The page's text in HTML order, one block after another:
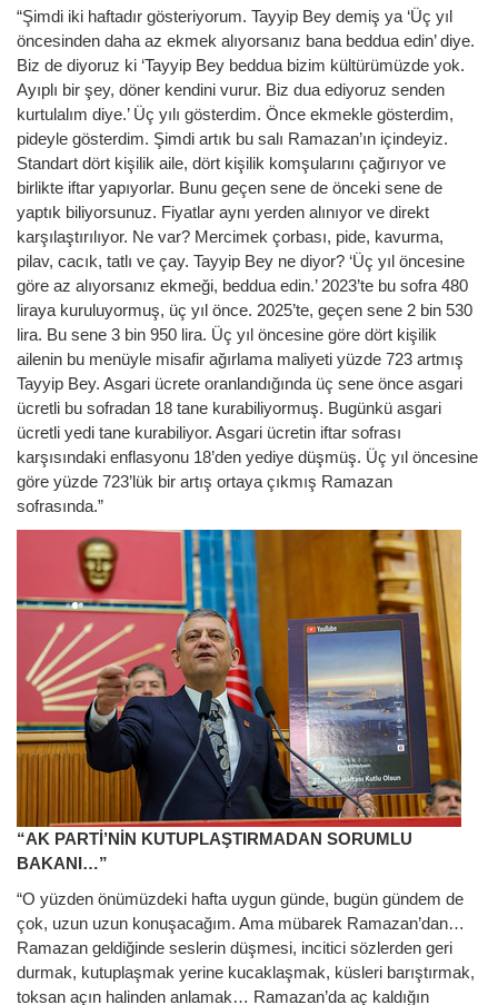
“Şimdi iki haftadır gösteriyorum. Tayyip Bey demiş ya ‘Üç yıl
öncesinden daha az ekmek alıyorsanız bana beddua edin’ diye.
Biz de diyoruz ki ‘Tayyip Bey beddua bizim kültürümüzde yok.
Ayıplı bir şey, döner kendini vurur. Biz dua ediyoruz senden
kurtulalım diye.’ Üç yılı gösterdim. Önce ekmekle gösterdim,
pideyle gösterdim. Şimdi artık bu salı Ramazan’ın içindeyiz.
Standart dört kişilik aile, dört kişilik komşularını çağırıyor ve
birlikte iftar yapıyorlar. Bunu geçen sene de önceki sene de
yaptık biliyorsunuz. Fiyatlar aynı yerden alınıyor ve direkt
karşılaştırılıyor. Ne var? Mercimek çorbası, pide, kavurma,
pilav, cacık, tatlı ve çay. Tayyip Bey ne diyor? ‘Üç yıl öncesine
göre az alıyorsanız ekmeği, beddua edin.’ 2023’te bu sofra 480
liraya kuruluyormuş, üç yıl önce. 2025’te, geçen sene 2 bin 530
lira. Bu sene 3 bin 950 lira. Üç yıl öncesine göre dört kişilik
ailenin bu menüyle misafir ağırlama maliyeti yüzde 723 artmış
Tayyip Bey. Asgari ücrete oranlandığında üç sene önce asgari
ücretli bu sofradan 18 tane kurabiliyormuş. Bugünkü asgari
ücretli yedi tane kurabiliyor. Asgari ücretin iftar sofrası
karşısındaki enflasyonu 18’den yediye düşmüş. Üç yıl öncesine
göre yüzde 723’lük bir artış ortaya çıkmış Ramazan
sofrasında.”
“AK PARTİ’NİN KUTUPLAŞTIRMADAN SORUMLU
BAKANI…”
“O yüzden önümüzdeki hafta uygun günde, bugün gündem de
çok, uzun uzun konuşacağım. Ama mübarek Ramazan’dan…
Ramazan geldiğinde seslerin düşmesi, incitici sözlerden geri
durmak, kutuplaşmak yerine kucaklaşmak, küsleri barıştırmak,
toksan açın halinden anlamak… Ramazan’da aç kaldığın